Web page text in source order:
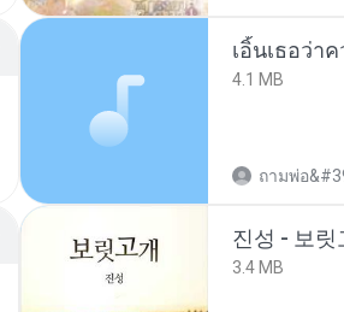
เอิ้นเธอว่า
4.1 MB
ถามพ่อ
진성 - 보릿
3.4 MB